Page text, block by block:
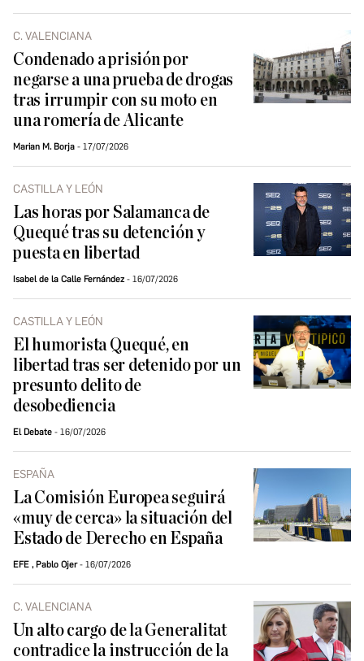
C. VALENCIANA
Condenado a prisión por
negarse a una prueba de drogas
tras irrumpir con su moto en
una romería de Alicante
Marian M. Borja 17/07/2026
CASTILLA Y LEÓN
Las horas por Salamanca de
Quequé tras su detención y
puesta en libertad
Isabel de la Calle Fernández 16/07/2026
CASTILLA Y LEÓN
El humorista Quequé, en
libertad tras ser detenido por un
presunto delito de
desobediencia
El Debate 16/07/2026
ESPAÑA
La Comisión Europea seguirá
«muy de cerca» la situación del
Estado de Derecho en España
EFE , Pablo Ojer 16/07/2026
C. VALENCIANA
Un alto cargo de la Generalitat
contradice la instrucción de la